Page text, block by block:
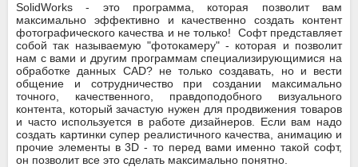
SolidWorks - это программа, которая позволит вам
максимально эффективно и качественно создать контент
фотографического качества и не только! Софт представляет
собой так называемую "фотокамеру" - которая и позволит
нам с вами и другим программам специализирующимися на
обработке данных CAD? не только создавать, но и вести
общение и сотрудничество при создании максимально
точного, качественного, правдоподобного визуального
контента, который зачастую нужен для продвижения товаров
и часто используется в работе дизайнеров. Если вам надо
создать картинки супер реалистичного качества, анимацию и
прочие элементы в 3D - то перед вами именно такой софт,
он позволит все это сделать максимально понятно.